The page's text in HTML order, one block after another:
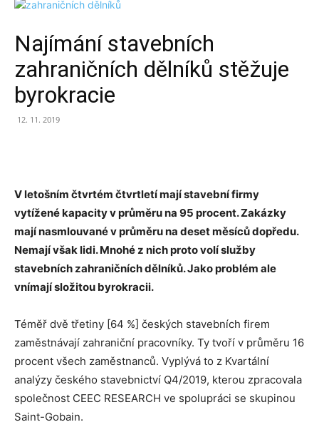
Najímání stavebních
zahraničních dělníků stěžuje
byrokracie
12. 11. 2019
V letošním čtvrtém čtvrtletí mají stavební firmy
vytížené kapacity v průměru na 95 procent. Zakázky
mají nasmlouvané v průměru na deset měsíců dopředu.
Nemají však lidi. Mnohé z nich proto volí služby
stavebních zahraničních dělníků. Jako problém ale
vnímají složitou byrokracii.
Téměř dvě třetiny [64 %] českých stavebních firem
zaměstnávají zahraniční pracovníky. Ty tvoří v průměru 16
procent všech zaměstnanců. Vyplývá to z Kvartální
analýzy českého stavebnictví Q4/2019, kterou zpracovala
společnost CEEC RESEARCH ve spolupráci se skupinou
Saint-Gobain.